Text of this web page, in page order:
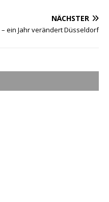
NÄCHSTER
– ein Jahr verändert Düsseldorf